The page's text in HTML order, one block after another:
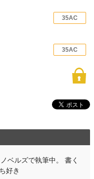
35AC
35AC
ベルズで執筆中。 書く
好き